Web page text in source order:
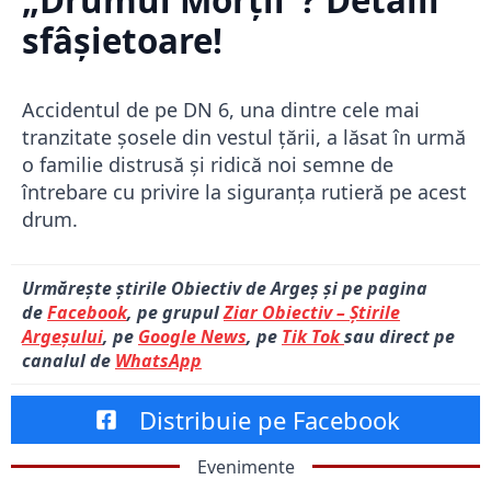
sfâșietoare!
Accidentul de pe DN 6, una dintre cele mai
tranzitate șosele din vestul țării, a lăsat în urmă
o familie distrusă și ridică noi semne de
întrebare cu privire la siguranța rutieră pe acest
drum.
Urmărește știrile Obiectiv de Argeș și pe pagina
deFacebook, pe grupulZiar Obiectiv – Știrile
Argeșului, pe Google News, pe Tik Toksau direct pe
canalul de WhatsApp
Distribuie pe Facebook
Evenimente